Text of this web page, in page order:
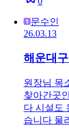
문수인
26.03.13
해운대
원장님 목
찾아간곳
다 시설도
습니다 물